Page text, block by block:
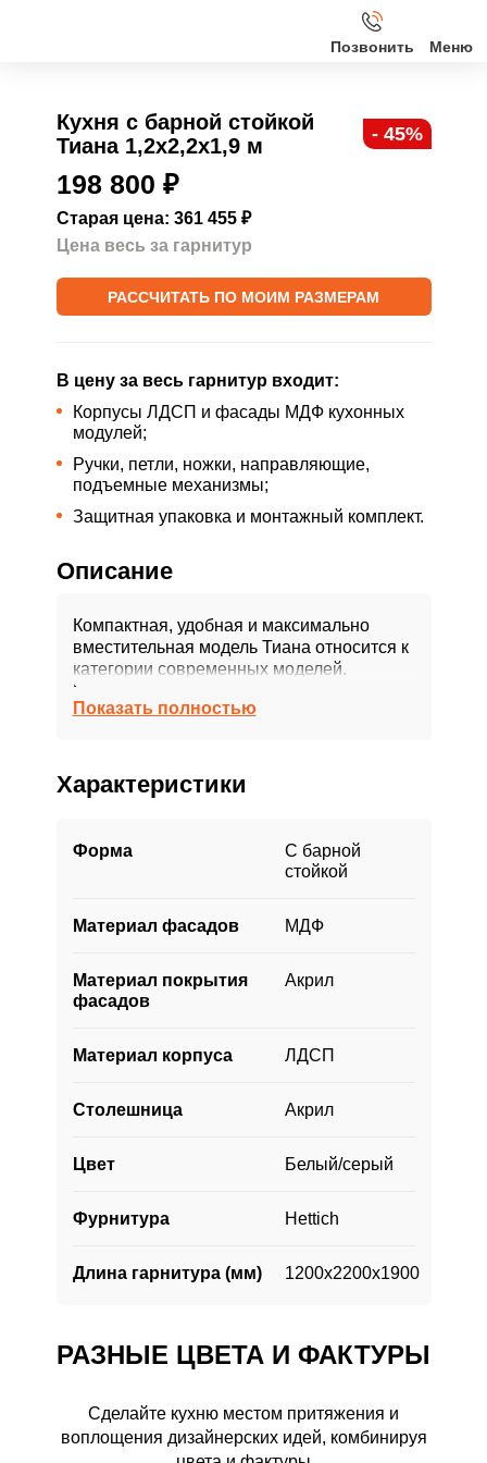
Позвонить
Клиентам
О нас
Акции
Кухня с барной стойкой
Тиана 1,2х2,2х1,9 м
- 45%
198 800 ₽
Старая цена: 361 455 ₽
Цена весь за гарнитур
РАССЧИТАТЬ ПО МОИМ РАЗМЕРАМ
В цену за весь гарнитур входит:
Корпусы ЛДСП и фасады МДФ кухонных
модулей;
Ручки, петли, ножки, направляющие,
подъемные механизмы;
Защитная упаковка и монтажный комплект.
Описание
Компактная, удобная и максимально
вместительная модель Тиана относится к
категории современных моделей.
Композиция природных тонов создает
ощущение естественной красоты,
Геометрически правильные
пропорциональные фасады идеально
открывания. Они безопасны и бесшумны,
открываются легким прикосновением
Обеденная зона представлена столом,
барной стойки. Здесь созданы все
условия для облегчения процесса труда и
Показать полностью
Характеристики
Форма
С барной
стойкой
Материал фасадов МДФ
Материал покрытия
фасадов
Акрил
Материал корпуса ЛДСП
Столешница Акрил
Цвет Белый/серый
Фурнитура Hettich
Длина гарнитура (мм) 1200х2200х1900
РАЗНЫЕ ЦВЕТА И ФАКТУРЫ
Сделайте кухню местом притяжения и
воплощения дизайнерских идей, комбинируя
РАЗНЫЕ ЦВЕТА И ФАКТУРЫ